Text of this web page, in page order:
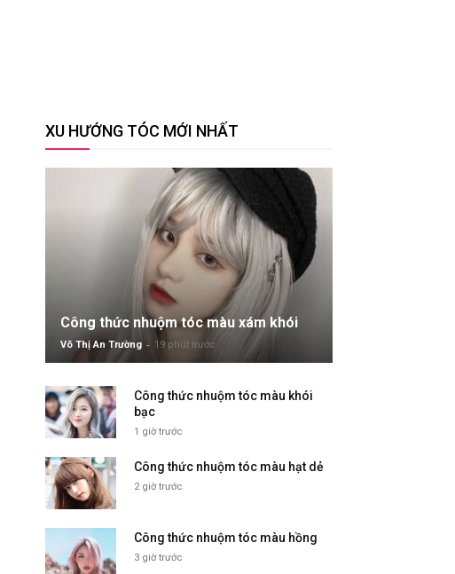
XU HƯỚNG TÓC MỚI NHẤT
Công thức nhuộm tóc màu xám khói
Võ Thị An Trường - 19 phút trước
Công thức nhuộm tóc màu khói
bạc
1 giờ trước
Công thức nhuộm tóc màu hạt dẻ
2 giờ trước
Công thức nhuộm tóc màu hồng
3 giờ trước